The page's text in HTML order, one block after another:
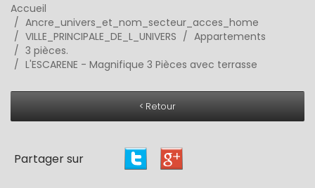
Accueil
Ancre_univers_et_nom_secteur_acces_home
VILLE_PRINCIPALE_DE_L_UNIVERS
Appartements
3 pièces.
L'ESCARENE - Magnifique 3 Pièces avec terrasse
< Retour
Partager sur